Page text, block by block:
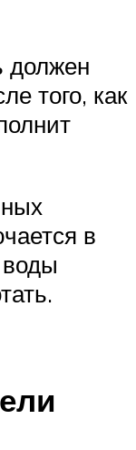
должен
того, как
в